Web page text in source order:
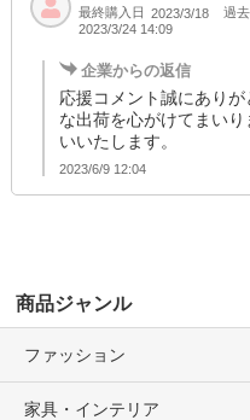
最終購入日 2023/3/18 過
2023/3/24 14:09
企業からの返信
応援コメント誠にあり
な出荷を心がけてまい
いいたします。
2023/6/9 12:04
商品ジャンル
ファッション
家具・インテリア